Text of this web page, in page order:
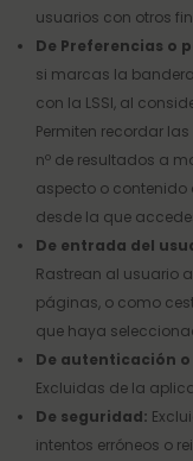
usuarios con otros
De Preferencias o
si marcas la
con la LSSI, al
Permiten recordar
nº de resultados a
aspecto o contenido
desde la que
De entrada del
Rastrean al usuario
páginas, o como
que haya
De autenticación
Excluidas de la
De seguridad:
intentos erróneos o